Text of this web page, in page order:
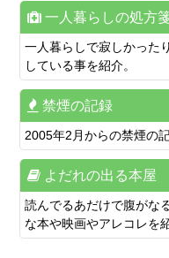
一人暮らしの処方
一人暮らしで寂しかった
している事を紹介。
禁煙の記録
2005年2月からの禁煙の記
よだれの出る本屋
読んでるあだけで腹がな
な本や映画やアレコレを